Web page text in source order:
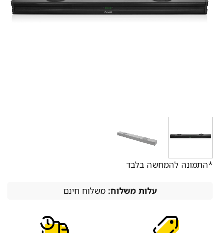
*התמונה להמחשה בלבד
עלות משלוח:משלוח חינם